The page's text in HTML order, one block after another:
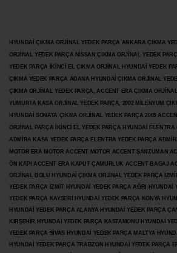
HYUNDAİ ÇIKMA ORJİNAL YEDEK PARÇA ANKARA ÇIKMA
ORJİNAL YEDEK PARÇA NİSSAN ÇIKMA ORJİNAL YEDEK
YEDEK PARÇA İKİNCİ EL ÇIKMA ORJİNAL HYUNDAİ YEDEK
ÇIKMA YEDEK PARÇA ADANA HYUNDAİ ÇIKMA ORJİNAL
ÇIKMA ORJİNAL YEDEK PARÇA, ACCENT ERA ÇIKMA
YUMURTA KASA ORJİNAL YEDEK PARÇA, 2002 MİLENYUM
HYUNDAİ SONATA ÇIKMA ORJİNAL YEDEK PARÇA 2005
ORJİNAL PARÇA İKİNCİ EL YEDEK PARÇA HYUNDAİ
ADMİRA KASA YEDEK PARÇA ELENTRA YEDEK PARÇA
MOTOR ERA MOTOR ACCENT MOTOR ACCENT ŞANZUMAN
ÖN KAPI ACCENT ERA KAPUT ÇAMURLUK ACCENT BAGAJ
ORJİNAL BOLU HYUNDAİ ÇIKMA ORJİNAL YEDEK PARÇA
YEDEK PARÇA İZMİT HYUNDAİ YEDEK PARÇA AĞRI HYUNDAİ
YEDEK PARÇA KAYSERİ HYUNDAİ YEDEK PARÇA KONYA
HYUNDAİ YEDEK PARÇA ALANYA HYUNDAİ YEDEK PARÇA
KIRŞEHİR HYUNDAİ YEDEK PARÇA KASTAMONU HYUNDAİ
YEDEK PARÇA SİVAS HYUNDAİ YEDEK PARÇA MALTYA
HYUNDAİ YEDEK PARÇA TRABZON HYUNDAİ YEDEK PARÇA